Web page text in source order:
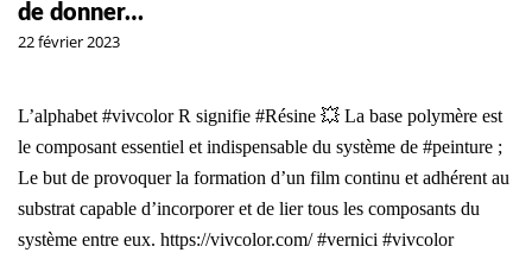
de donner…
22 février 2023
L’alphabet #vivcolor R signifie #Résine 💥 La base polymère est
le composant essentiel et indispensable du système de #peinture ;
Le but de provoquer la formation d’un film continu et adhérent au
substrat capable d’incorporer et de lier tous les composants du
système entre eux. https://vivcolor.com/ #vernici #vivcolor